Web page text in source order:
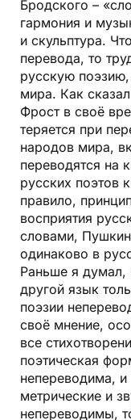
Бродского –
гармония и
и скульптура.
перевода, то
русскую
мира. Как
Фрост в своё
теряется при
народов мира,
переводятся на
русских поэтов
правило,
восприятия
словами, Пушкин
одинаково в
Раньше я думал,
другой язык
поэзии
своё мнение,
все
поэтическая
непереводима,
метрические и
непереводимы,